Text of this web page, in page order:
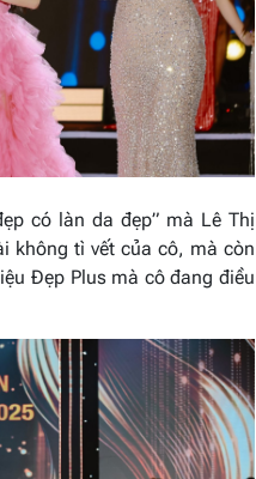
có làn da đẹp” mà Lê Thị
không tì vết của cô, mà còn
Đẹp Plus mà cô đang điều